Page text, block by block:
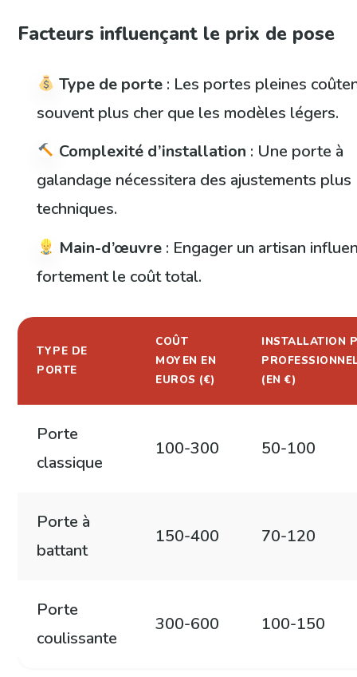
Facteurs influençant le prix de pose
Type de porte : Les portes pleines
souvent plus cher que les modèles légers.
Complexité d’installation : Une porte à
galandage nécessitera des ajustements plus
techniques.
Main-d’œuvre : Engager un artisan
fortement le coût total.
TYPE DE
PORTE
COÛT
MOYEN EN
EUROS (€)
INSTALLATION
(EN €)
Porte
classique
100-300 50-100
Porte à
battant
150-400 70-120
Porte
coulissante
300-600 100-150